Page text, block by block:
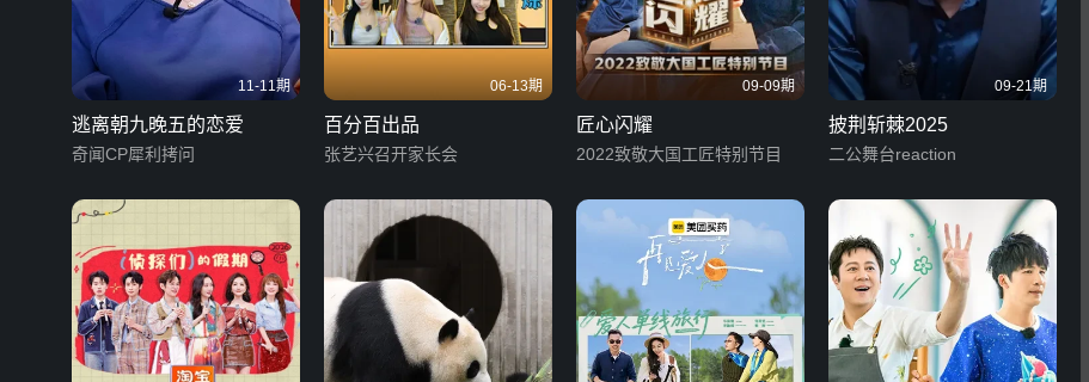
11-11期
逃离朝九晚五的恋爱
奇闻CP犀利拷问
06-13期
百分百出品
张艺兴召开家长会
09-09期
匠心闪耀
2022致敬大国工匠特别节目
09-21期
披荆斩棘2025
二公舞台reaction